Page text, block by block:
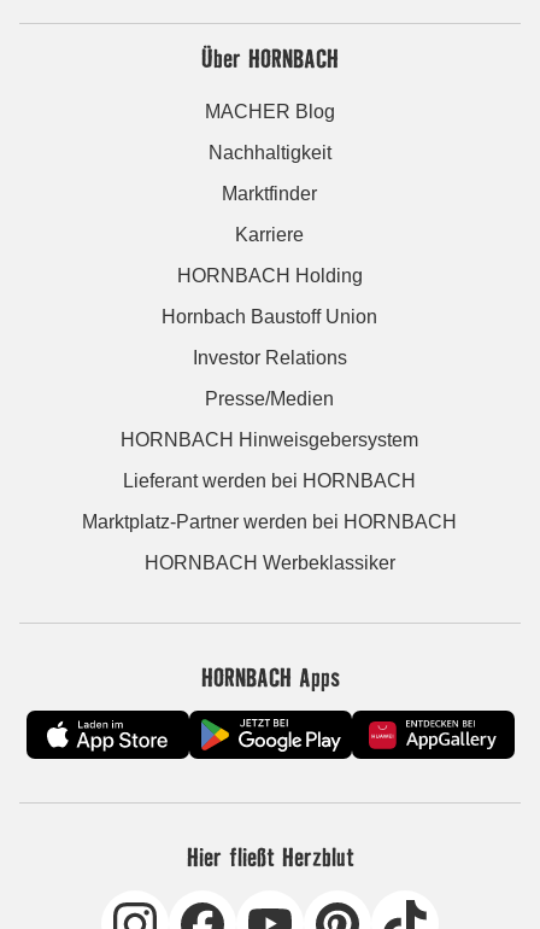
Über HORNBACH
MACHER Blog
Nachhaltigkeit
Marktfinder
Karriere
HORNBACH Holding
Hornbach Baustoff Union
Investor Relations
Presse/Medien
HORNBACH Hinweisgebersystem
Lieferant werden bei HORNBACH
Marktplatz-Partner werden bei HORNBACH
HORNBACH Werbeklassiker
HORNBACH Apps
Hier fließt Herzblut